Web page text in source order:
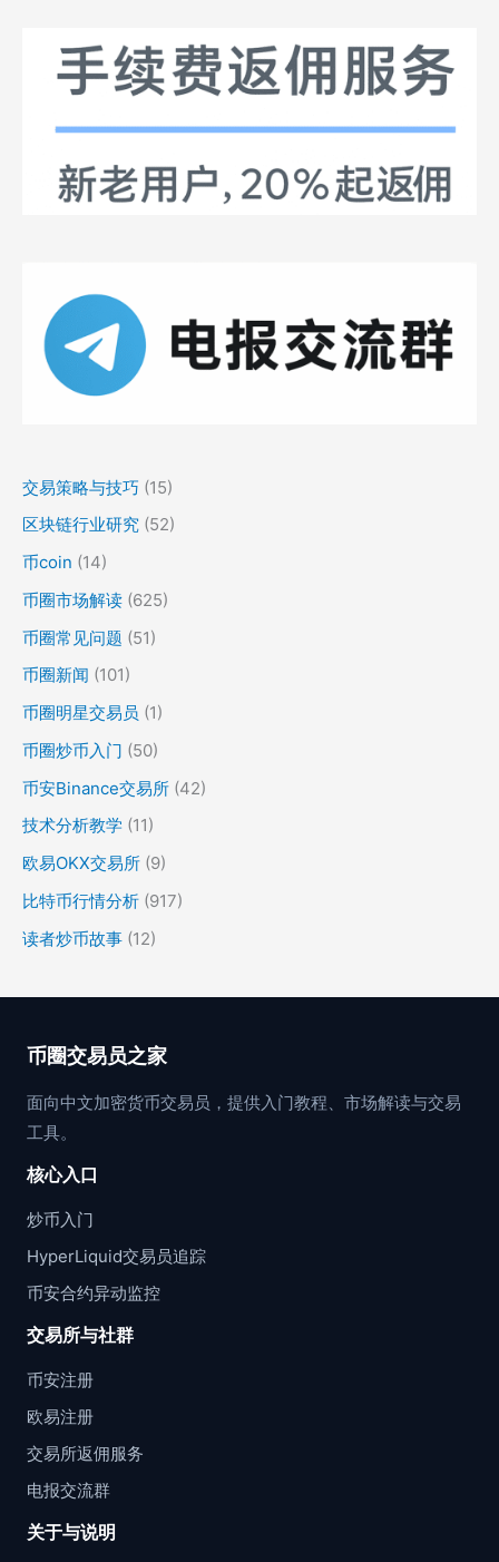
交易策略与技巧 (15)
区块链行业研究 (52)
币coin (14)
币圈市场解读 (625)
币圈常见问题 (51)
币圈新闻 (101)
币圈明星交易员 (1)
币圈炒币入门 (50)
币安Binance交易所 (42)
技术分析教学 (11)
欧易OKX交易所 (9)
比特币行情分析 (917)
读者炒币故事 (12)
币圈交易员之家
面向中文加密货币交易员，提供入门教程、市场解读与交易
工具。
核心入口
炒币入门
HyperLiquid交易员追踪
币安合约异动监控
交易所与社群
币安注册
欧易注册
交易所返佣服务
电报交流群
关于与说明